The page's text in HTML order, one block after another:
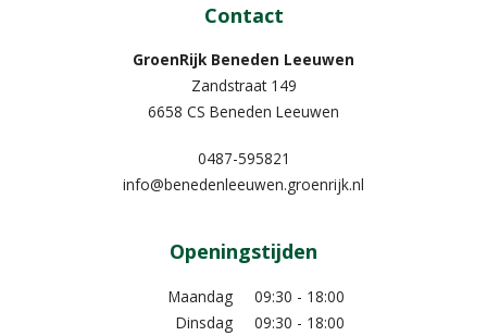
Contact
GroenRijk Beneden Leeuwen​
Zandstraat 149
6658 CS Beneden Leeuwen
0487-595821
info@benedenleeuwen.groenrijk.nl
Openingstijden
Maandag
09:30 - 18:00
Dinsdag
09:30 - 18:00